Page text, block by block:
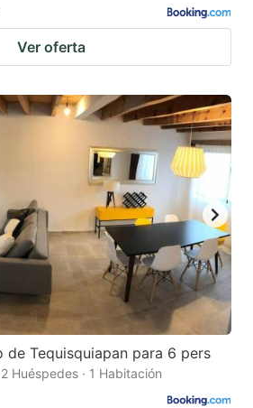
Ver oferta
de Tequisquiapan para 6 pers
Huéspedes · 1 Habitación